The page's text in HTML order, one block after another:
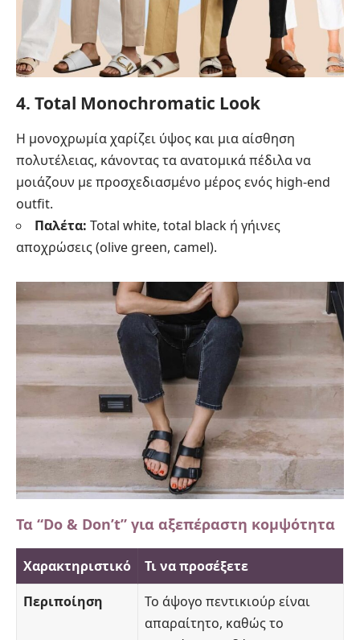
4. Total Monochromatic Look
Η μονοχρωμία χαρίζει ύψος και μια αίσθηση
πολυτέλειας, κάνοντας τα ανατομικά πέδιλα να
μοιάζουν με προσχεδιασμένο μέρος ενός high-end
outfit.
Παλέτα: Total white, total black ή γήινες
αποχρώσεις (olive green, camel).
Τα “Do & Don’t” για αξεπέραστη κομψότητα
Χαρακτηριστικό
Τι να προσέξετε
Περιποίηση
Το άψογο πεντικιούρ είναι
απαραίτητο, καθώς το